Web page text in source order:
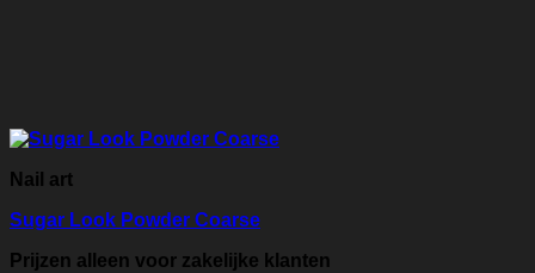
Nail art
Sugar Look Powder Coarse
Prijzen alleen voor zakelijke klanten